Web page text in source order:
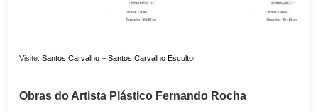
Visite:Santos Carvalho –Santos Carvalho Escultor
Obras do Artista Plástico Fernando Rocha